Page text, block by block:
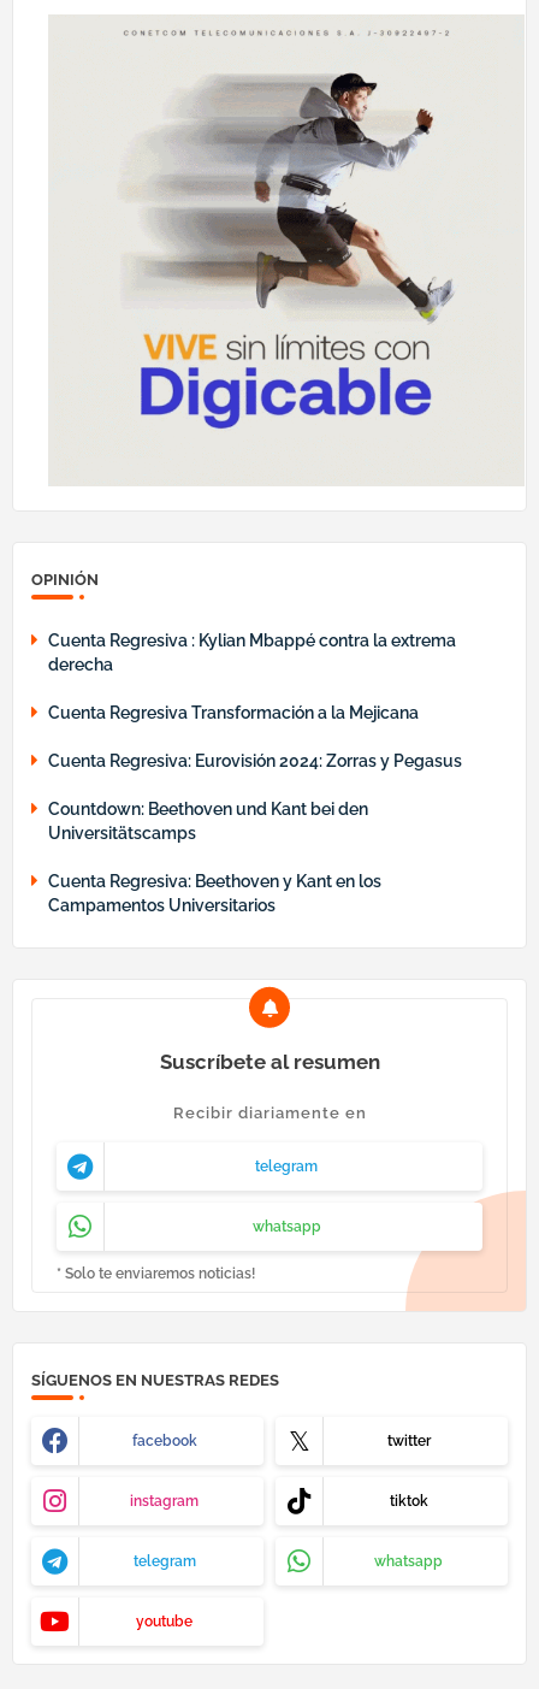
OPINIÓN
Cuenta Regresiva : Kylian Mbappé contra la extrema
derecha
Cuenta Regresiva Transformación a la Mejicana
Cuenta Regresiva: Eurovisión 2024: Zorras y Pegasus
Countdown: Beethoven und Kant bei den
Universitätscamps
Cuenta Regresiva: Beethoven y Kant en los
Campamentos Universitarios
Suscríbete al resumen
Recibir diariamente en
telegram
whatsapp
* Solo te enviaremos noticias!
SÍGUENOS EN NUESTRAS REDES
facebook twitter
instagram tiktok
telegram whatsapp
youtube